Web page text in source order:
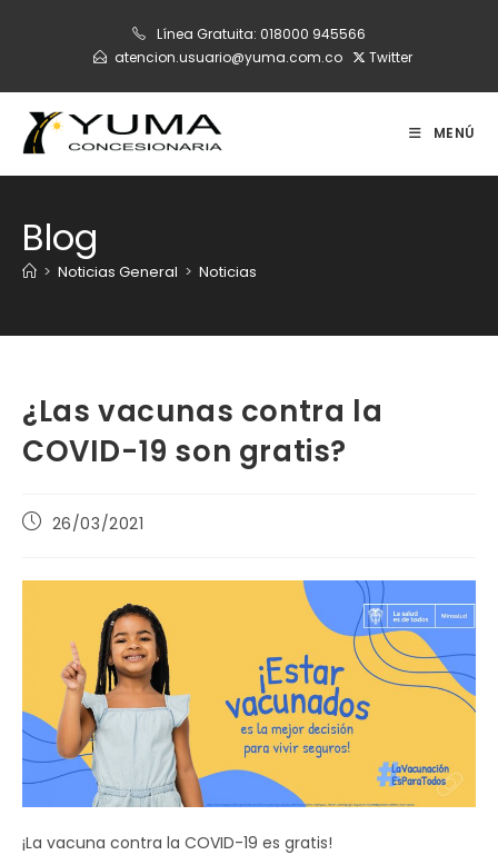
Línea Gratuita: 018000 945566
atencion.usuario@yuma.com.co
Twitter
MENÚ
Blog
> Noticias General > Noticias
¿Las vacunas contra la
COVID-19 son gratis?
Publicación
entrada:
26/03/2021
¡La vacuna contra la COVID-19 es gratis!